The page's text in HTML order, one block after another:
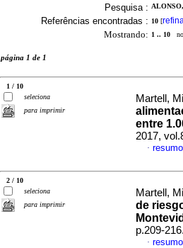
Pesquisa :
Referências encontradas : 10 [
Mostrando: 1 .. 10
página 1 de 1
1 / 10
seleciona
para imprimir
Martell,
entre
2017,
·
2 / 10
seleciona
para imprimir
Martell,
de
p.209-
·